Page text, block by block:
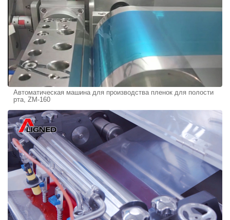
Автоматическая машина для производства пленок для полости
рта, ZM-160